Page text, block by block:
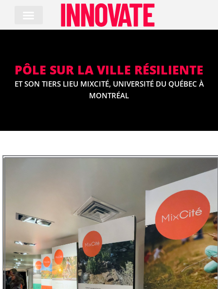
content
PÔLE SUR LA VILLE RÉSILIENTE
ET SON TIERS LIEU MIXCITÉ, UNIVERSITÉ DU QUÉBEC À
MONTRÉAL